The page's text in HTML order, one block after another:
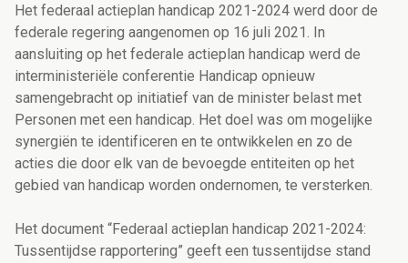
Het federaal actieplan handicap 2021-2024 werd door de
federale regering aangenomen op 16 juli 2021. In
aansluiting op het federale actieplan handicap werd de
interministeriële conferentie Handicap opnieuw
samengebracht op initiatief van de minister belast met
Personen met een handicap. Het doel was om mogelijke
synergiën te identificeren en te ontwikkelen en zo de
acties die door elk van de bevoegde entiteiten op het
gebied van handicap worden ondernomen, te versterken.
Het document “Federaal actieplan handicap 2021-2024:
Tussentijdse rapportering” geeft een tussentijdse stand